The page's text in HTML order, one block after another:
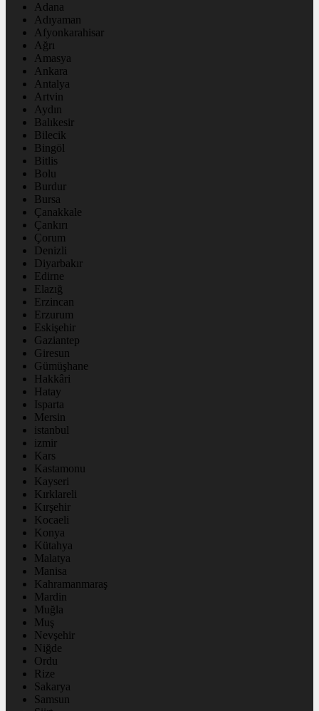
Adana
Adıyaman
Afyonkarahisar
Ağrı
Amasya
Ankara
Antalya
Artvin
Aydın
Balıkesir
Bilecik
Bingöl
Bitlis
Bolu
Burdur
Bursa
Çanakkale
Çankırı
Çorum
Denizli
Diyarbakır
Edirne
Elazığ
Erzincan
Erzurum
Eskişehir
Gaziantep
Giresun
Gümüşhane
Hakkâri
Hatay
Isparta
Mersin
istanbul
izmir
Kars
Kastamonu
Kayseri
Kırklareli
Kırşehir
Kocaeli
Konya
Kütahya
Malatya
Manisa
Kahramanmaraş
Mardin
Muğla
Muş
Nevşehir
Niğde
Ordu
Rize
Sakarya
Samsun